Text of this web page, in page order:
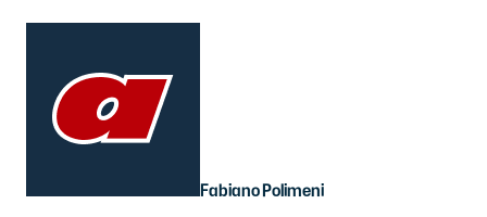
Fabiano Polimeni